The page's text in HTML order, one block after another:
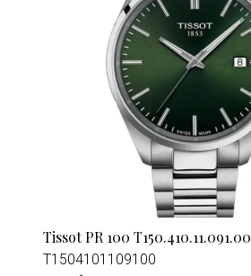
Tissot PR 100 T150.410.11.091.00
T1504101109100